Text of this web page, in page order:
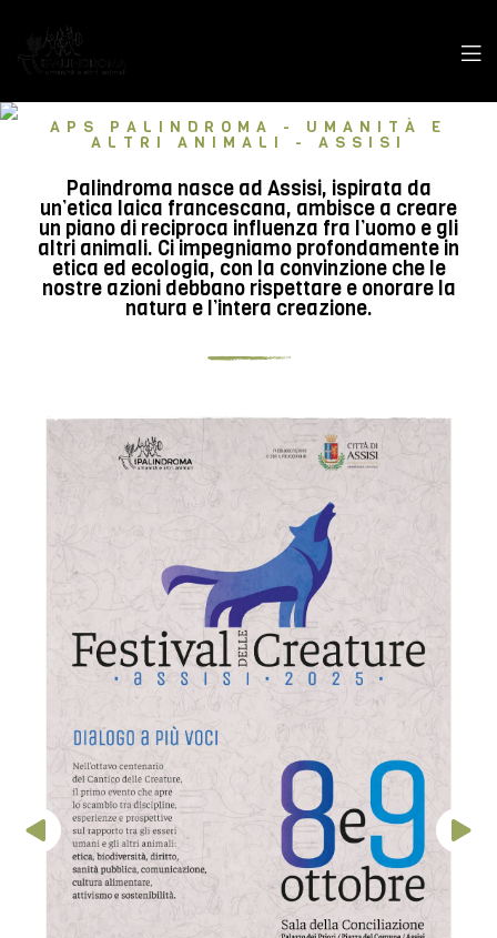
APS PALINDROMA - UMANITÀ E
ALTRI ANIMALI - ASSISI
Palindroma nasce ad Assisi, ispirata da
un’etica laica francescana, ambisce a creare
un piano di reciproca influenza fra l’uomo e gli
altri animali. Ci impegniamo profondamente in
etica ed ecologia, con la convinzione che le
nostre azioni debbano rispettare e onorare la
natura e l’intera creazione.